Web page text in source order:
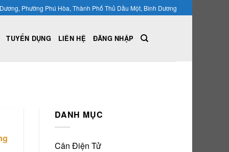
Phường Phú Hòa, Thành Phố Thủ Dầu Một, Bình Dương
TUYỂN DỤNG LIÊN HỆ ĐĂNG NHẬP
DANH MỤC
Cân Điện Tử